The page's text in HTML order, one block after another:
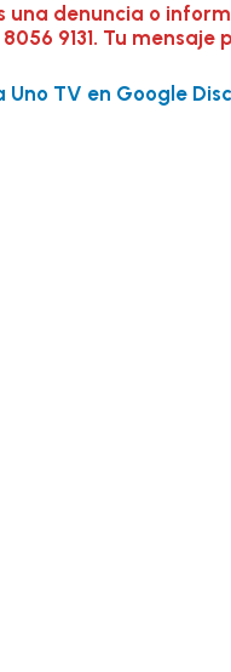
una denuncia o
9131. Tu
Uno TV en Google